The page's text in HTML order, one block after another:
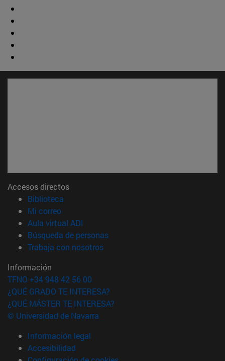
Accesos directos
Biblioteca
Mi correo(abre en nueva ventana)
Aula virtual ADI
Búsqueda de personas(abre en nueva ventana)
Trabaja con nosotros(abre en nueva ventana)
Información
TFNO +34 948 42 56 00
¿QUÉ GRADO TE INTERESA?
¿QUÉ MÁSTER TE INTERESA?
© Universidad de Navarra
Información legal
Accesibilidad